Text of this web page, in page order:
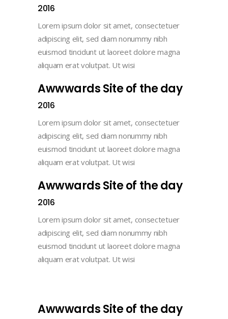
2016
Lorem ipsum dolor sit amet, consectetuer
adipiscing elit, sed diam nonummy nibh
euismod tincidunt ut laoreet dolore magna
aliquam erat volutpat. Ut wisi
Awwwards Site of the day
2016
Lorem ipsum dolor sit amet, consectetuer
adipiscing elit, sed diam nonummy nibh
euismod tincidunt ut laoreet dolore magna
aliquam erat volutpat. Ut wisi
Awwwards Site of the day
2016
Lorem ipsum dolor sit amet, consectetuer
adipiscing elit, sed diam nonummy nibh
euismod tincidunt ut laoreet dolore magna
aliquam erat volutpat. Ut wisi
Awwwards Site of the day